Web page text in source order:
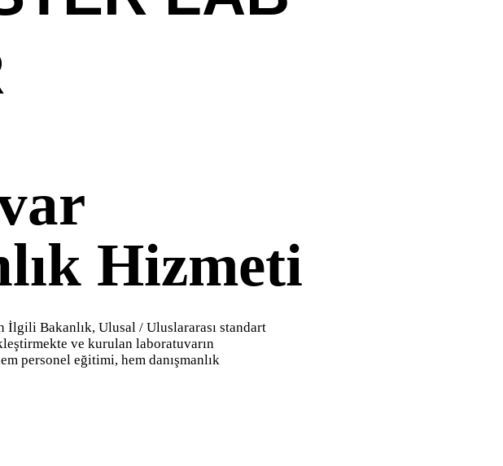
Hizmeti
Bakanlık, Ulusal / Uluslararası standart
ve kurulan laboratuvarın
personel eğitimi, hem danışmanlık